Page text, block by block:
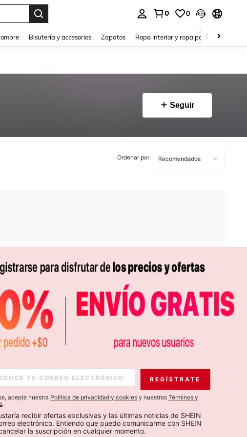
0 0
Bisutería y accesorios Zapatos Ropa interior y ropa para dormir
Seguir
Ordenar por
APP
OFERTAS EXCLUSIVAS, PROMOCIONES Y NOTICIAS DE SHEIN
Suscribir
REGÍSTRATE
acepta nuestra Política de privacidad y cookies y nuestros Términos y
.
recibir ofertas exclusivas y las últimas noticias de SHEIN
electrónico. Entiendo que puedo comunicarme con SHEIN
la suscripción en cualquier momento.